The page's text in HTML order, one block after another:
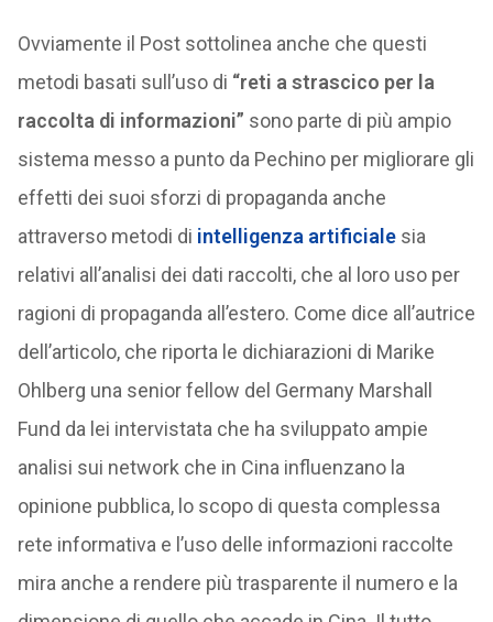
Ovviamente il Post sottolinea anche che questi
metodi basati sull’uso di “reti a strascico per la
raccolta di informazioni” sono parte di più ampio
sistema messo a punto da Pechino per migliorare gli
effetti dei suoi sforzi di propaganda anche
attraverso metodi di intelligenza artificialesia
relativi all’analisi dei dati raccolti, che al loro uso per
ragioni di propaganda all’estero. Come dice all’autrice
dell’articolo, che riporta le dichiarazioni di Marike
Ohlberg una senior fellow del Germany Marshall
Fund da lei intervistata che ha sviluppato ampie
analisi sui network che in Cina influenzano la
opinione pubblica, lo scopo di questa complessa
rete informativa e l’uso delle informazioni raccolte
mira anche a rendere più trasparente il numero e la